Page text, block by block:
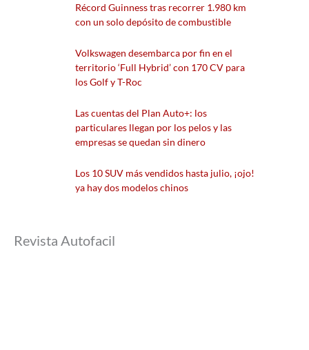
Récord Guinness tras recorrer 1.980 km
con un solo depósito de combustible
Volkswagen desembarca por fin en el
territorio ‘Full Hybrid’ con 170 CV para
los Golf y T-Roc
Las cuentas del Plan Auto+: los
particulares llegan por los pelos y las
empresas se quedan sin dinero
Los 10 SUV más vendidos hasta julio, ¡ojo!
ya hay dos modelos chinos
Revista Autofacil